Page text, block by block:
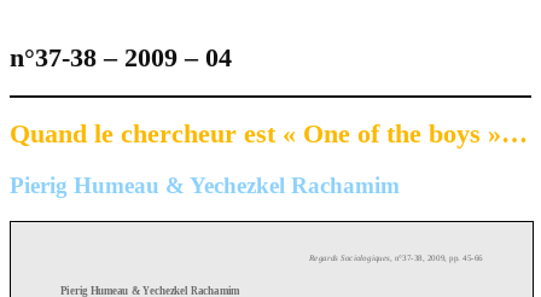
n°37-38 – 2009 – 04
Quand le chercheur est « One of the boys »…
Pierig Humeau & Yechezkel Rachamim